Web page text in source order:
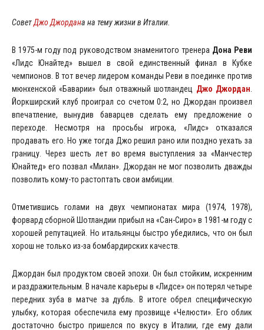
СоветДжо Джордана на тему жизни в Италии.
В 1975-м году под руководством знаменитого тренера Дона Реви
«Лидс Юнайтед» вышел в свой единственный финал в Кубке
чемпионов. В тот вечер лидером команды Реви в поединке против
мюнхенской «Баварии» был отважный шотландец Джо Джордан
Йоркширский клуб проиграл со счетом 0:2, но Джордан произвел
впечатление, вынудив баварцев сделать ему предложение о
переходе. Несмотря на просьбы игрока, «Лидс» отказался
продавать его. Но уже тогда Джо решил рано или поздно уехать за
границу. Через шесть лет во время выступления за «Манчестер
Юнайтед» его позвал «Милан». Джордан не мог позволить дважды
позволить кому-то растоптать свои амбиции.
Отметившись голами на двух чемпионатах мира (1974, 1978),
форвард сборной Шотландии прибыл на «Сан-Сиро» в 1981-м году с
хорошей репутацией. Но итальянцы быстро убедились, что он был
хорош не только из-за бомбардирских качеств.
Джордан был продуктом своей эпохи. Он был стойким, искренним
и раздражительным. В начале карьеры в «Лидсе» он потерял четыре
передних зуба в матче за дубль. В итоге обрел специфическую
улыбку, которая обеспечила ему прозвище «Челюсти». Его облик
достаточно быстро пришелся по вкусу в Италии, где ему дали